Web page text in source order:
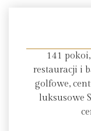
141
restauracji i
golfowe,
luksusowe